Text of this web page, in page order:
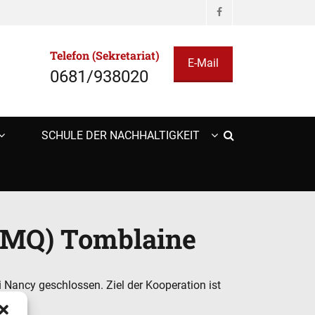
Facebook
Telefon (Sekretariat)
0681/938020
E-Mail
SCHULE DER NACHHALTIGKEIT
Tomblaine
geschlossen. Ziel der Kooperation ist